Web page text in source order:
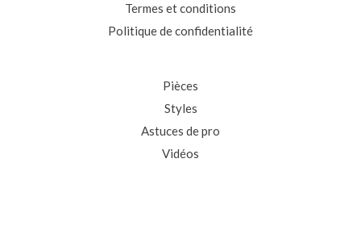
Termes et conditions
Politique de confidentialité
Pièces
Styles
Astuces de pro
Vidéos